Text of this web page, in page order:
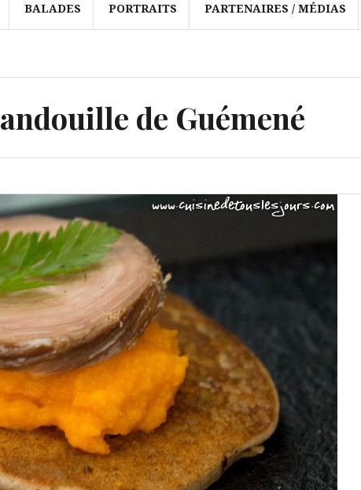
BALADES PORTRAITS PARTENAIRES / MÉDIAS
andouille de Guémené